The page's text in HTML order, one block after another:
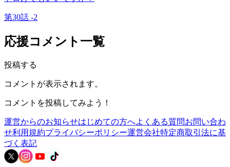
第30話 -2
応援コメント一覧
投稿する
コメントが表示されます。
コメントを投稿してみよう！
運営からのお知らせはじめての方へよくある質問お問い合わ
せ利用規約プライバシーポリシー運営会社特定商取引法に基
づく表記